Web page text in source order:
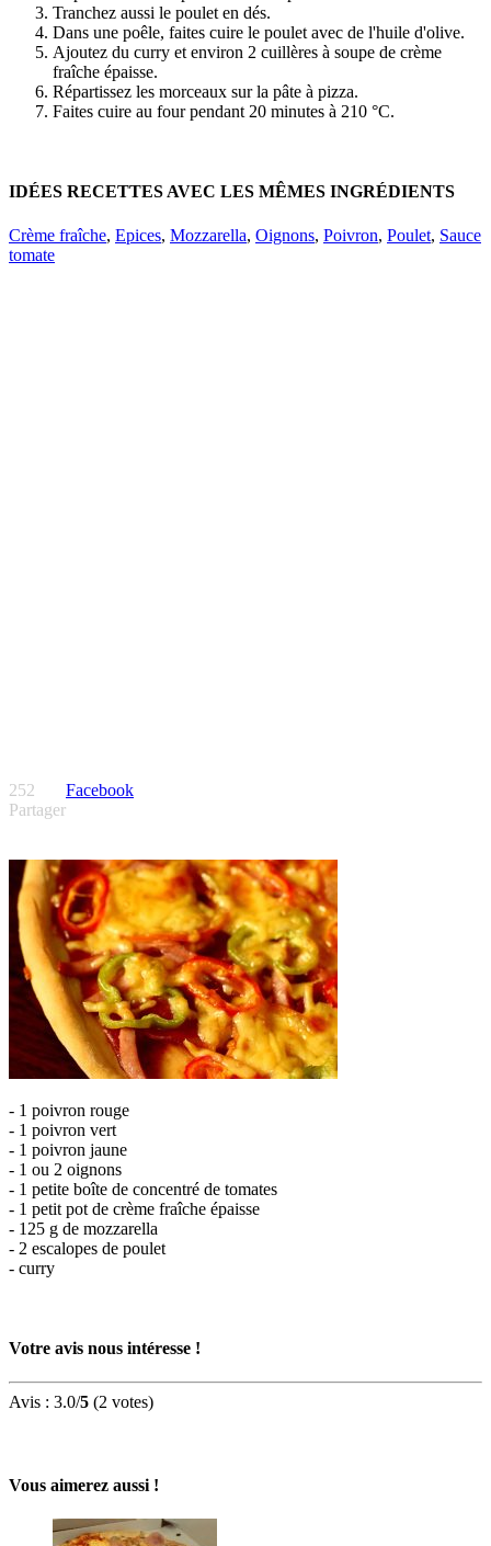
Tranchez aussi le poulet en dés.
Dans une poêle, faites cuire le poulet avec de l'huile d'olive.
Ajoutez du curry et environ 2 cuillères à soupe de crème
fraîche épaisse.
Répartissez les morceaux sur la pâte à pizza.
Faites cuire au four pendant 20 minutes à 210 °C.
IDÉES RECETTES AVEC LES MÊMES INGRÉDIENTS
Crème fraîche, Epices, Mozzarella, Oignons, Poivron, Poulet, Sauce
tomate
252
Partager
Facebook
- 1 poivron rouge
- 1 poivron vert
- 1 poivron jaune
- 1 ou 2 oignons
- 1 petite boîte de concentré de tomates
- 1 petit pot de crème fraîche épaisse
- 125 g de mozzarella
- 2 escalopes de poulet
- curry
Votre avis nous intéresse !
Avis : 3.0/5 (2 votes)
Vous aimerez aussi !